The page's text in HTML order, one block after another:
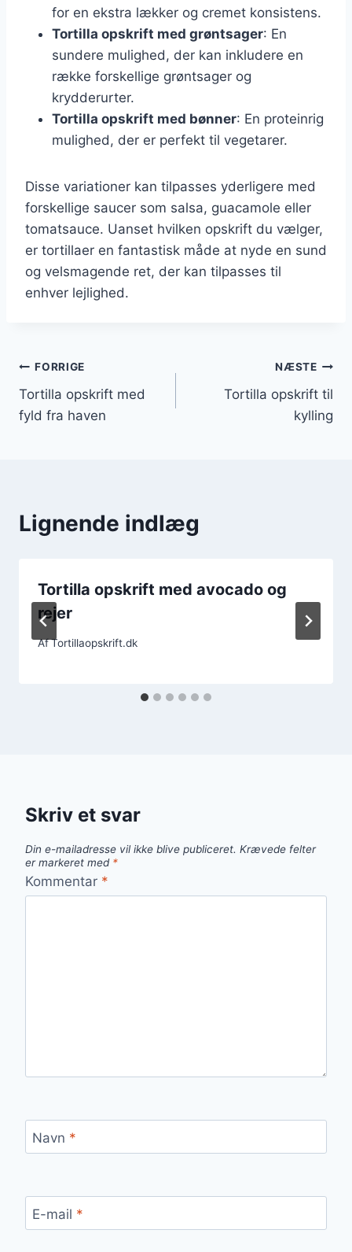
for en ekstra lækker og cremet konsistens.
Tortilla opskrift med grøntsager: En
sundere mulighed, der kan inkludere en
række forskellige grøntsager og
krydderurter.
Tortilla opskrift med bønner: En proteinrig
mulighed, der er perfekt til vegetarer.
Disse variationer kan tilpasses yderligere med
forskellige saucer som salsa, guacamole eller
tomatsauce. Uanset hvilken opskrift du vælger,
er tortillaer en fantastisk måde at nyde en sund
og velsmagende ret, der kan tilpasses til
enhver lejlighed.
Indlægsnavigation
FORRIGE
Tortilla opskrift med
fyld fra haven
NÆSTE
Tortilla opskrift til
kylling
Lignende indlæg
Tortilla opskrift med avocado og
rejer
AfTortillaopskrift.dk
Skriv et svar
Din e-mailadresse vil ikke blive publiceret. Krævede felter
er markeret med *
Kommentar *
Navn *
E-mail *